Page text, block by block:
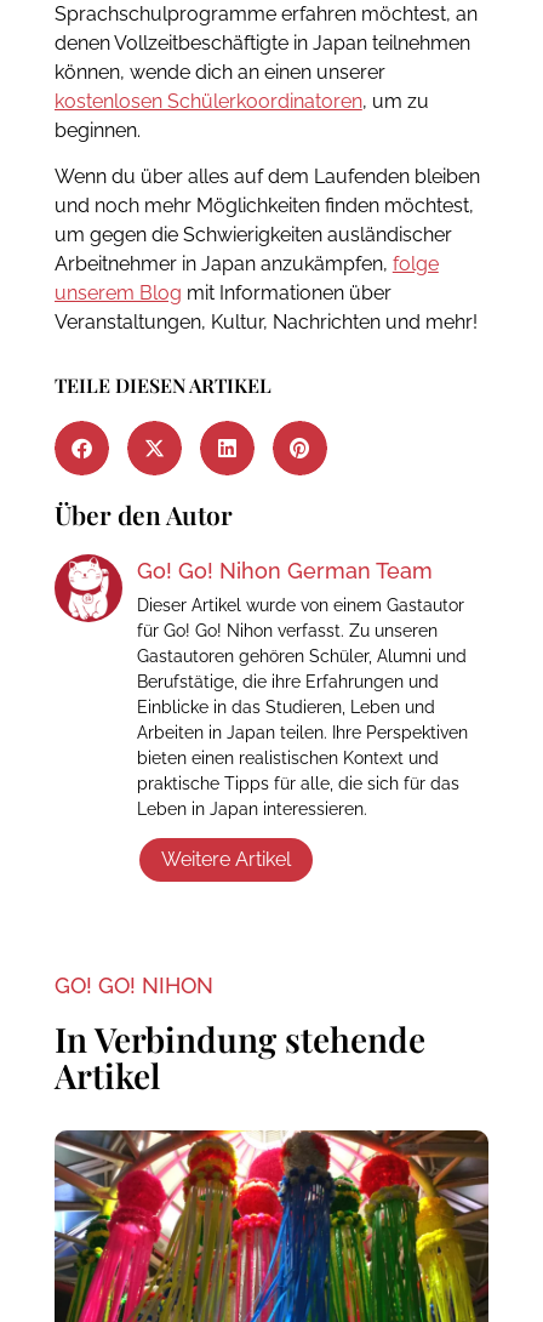
Sprachschulprogramme erfahren möchtest, an
denen Vollzeitbeschäftigte in Japan teilnehmen
können, wende dich an einen unserer
kostenlosen Schülerkoordinatoren, um zu
beginnen.
Wenn du über alles auf dem Laufenden bleiben
und noch mehr Möglichkeiten finden möchtest,
um gegen die Schwierigkeiten ausländischer
Arbeitnehmer in Japan anzukämpfen, folge
unserem Blog mit Informationen über
Veranstaltungen, Kultur, Nachrichten und mehr!
TEILE DIESEN ARTIKEL
Über den Autor
Go! Go! Nihon German Team
Dieser Artikel wurde von einem Gastautor
für Go! Go! Nihon verfasst. Zu unseren
Gastautoren gehören Schüler, Alumni und
Berufstätige, die ihre Erfahrungen und
Einblicke in das Studieren, Leben und
Arbeiten in Japan teilen. Ihre Perspektiven
bieten einen realistischen Kontext und
praktische Tipps für alle, die sich für das
Leben in Japan interessieren.
Weitere Artikel
GO! GO! NIHON
In Verbindung stehende
Artikel